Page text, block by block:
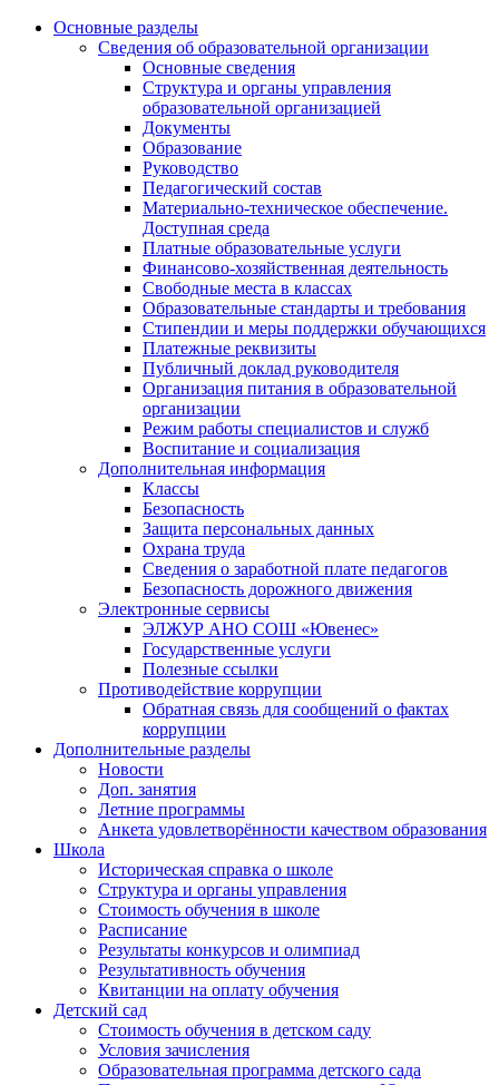
Основные разделы
Сведения об образовательной организации
Основные сведения
Структура и органы управления
образовательной организацией
Документы
Образование
Руководство
Педагогический состав
Материально-техническое обеспечение.
Доступная среда
Платные образовательные услуги
Финансово-хозяйственная деятельность
Свободные места в классах
Образовательные стандарты и требования
Стипендии и меры поддержки обучающихся
Платежные реквизиты
Публичный доклад руководителя
Организация питания в образовательной
организации
Режим работы специалистов и служб
Воспитание и социализация
Дополнительная информация
Классы
Безопасность
Защита персональных данных
Охрана труда
Сведения о заработной плате педагогов
Безопасность дорожного движения
Электронные сервисы
ЭЛЖУР АНО СОШ «Ювенес»
Государственные услуги
Полезные ссылки
Противодействие коррупции
Обратная связь для сообщений о фактах
коррупции
Дополнительные разделы
Новости
Доп. занятия
Летние программы
Анкета удовлетворённости качеством образования
Школа
Историческая справка о школе
Структура и органы управления
Стоимость обучения в школе
Расписание
Результаты конкурсов и олимпиад
Результативность обучения
Квитанции на оплату обучения
Детский сад
Стоимость обучения в детском саду
Условия зачисления
Образовательная программа детского сада